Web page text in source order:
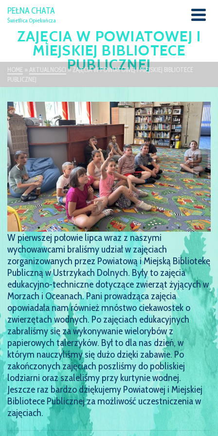
PEŁNA CHATA
Świetlica Opiekuńcza
ZAJĘCIA W POWIATOWEJ I
MIEJSKIEJ BIBLIOTECE
PUBLICZNEJ
HOME » AKTUALNOŚCI » ZAJĘCIA W POWIATOWEJ I MIEJSKIEJ BIBLIOTECE
PUBLICZNEJ
W pierwszej połowie lipca wraz z naszymi
wychowawcami braliśmy udział w zajęciach
zorganizowanych przez Powiatową i Miejską Bibliotekę
Publiczną w Ustrzykach Dolnych. Były to zajęcia
edukacyjno-techniczne dotyczące zwierząt żyjących w
Morzach i Oceanach. Pani prowadząca zajęcia
opowiadała nam również mnóstwo ciekawostek o
zwierzętach wodnych. Po zajęciach edukacyjnych
zabraliśmy się za wykonywanie wielorybów z
papierowych talerzyków. Był to dla nas dzień, w
którym nauczyliśmy się dużo dzięki zabawie. Po
zakończonych zajęciach poszliśmy do pobliskiej
lodziarni oraz szaleliśmy przy kurtynie wodnej.
Jeszcze raz bardzo dziękujemy Powiatowej i Miejskiej
Bibliotece Publicznej za możliwość uczestniczenia w
zajęciach.